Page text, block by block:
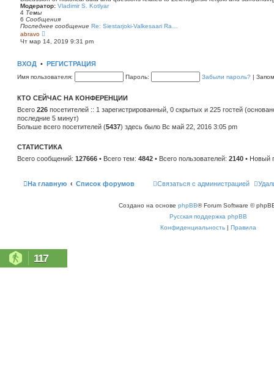
с
о
б
щ
н
т
к
п
с
л
н
м
о
б
щ
е
ю
Модератор: Vladimir S. Kotlyar
4 Темы
6 Сообщения
Последнее сообщение Re: Siestarjoki-Valkesaari Ra…
abravo
е
р
т
к
о
с
л
е
д
н
у
о
е
Чт мар 14, 2019 9:31 pm
ВХОД • РЕГИСТРАЦИЯ
Имя пользователя: Пароль: Забыли пароль? |
КТО СЕЙЧАС НА КОНФЕРЕНЦИИ
Всего 226 посетителей :: 1 зарегистрированный, 0 скрытых и 225 гостей
последние 5 минут)
Больше всего посетителей (5437) здесь было Вс май 22, 2016 3:05 pm
СТАТИСТИКА
Всего сообщений: 127666 • Всего тем: 4842 • Всего пользователей: 2140 • Новый
На главную Список форумов Связаться с администрацией
Создано на основе phpBB® Forum Software ©
Русская поддержка phpBB
Конфиденциальность | Правила
117